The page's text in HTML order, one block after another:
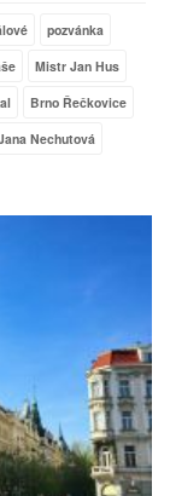
pozvánka
Mistr Jan Hus
Brno Řečkovice
Nechutová